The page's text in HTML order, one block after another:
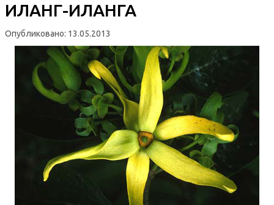
ИЛАНГ-ИЛАНГА
Опубликовано: 13.05.2013